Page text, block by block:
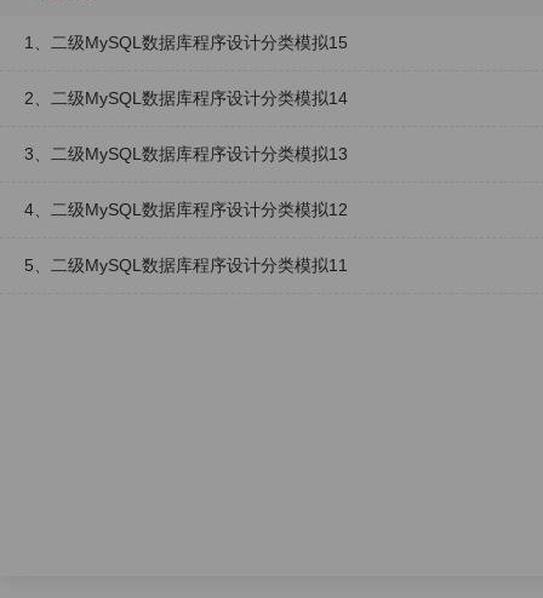
1、二级MySQL数据库程序设计分类模拟15
2、二级MySQL数据库程序设计分类模拟14
3、二级MySQL数据库程序设计分类模拟13
4、二级MySQL数据库程序设计分类模拟12
5、二级MySQL数据库程序设计分类模拟11